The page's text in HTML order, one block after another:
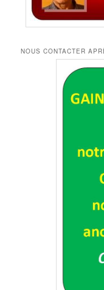
NOUS CONTACTER